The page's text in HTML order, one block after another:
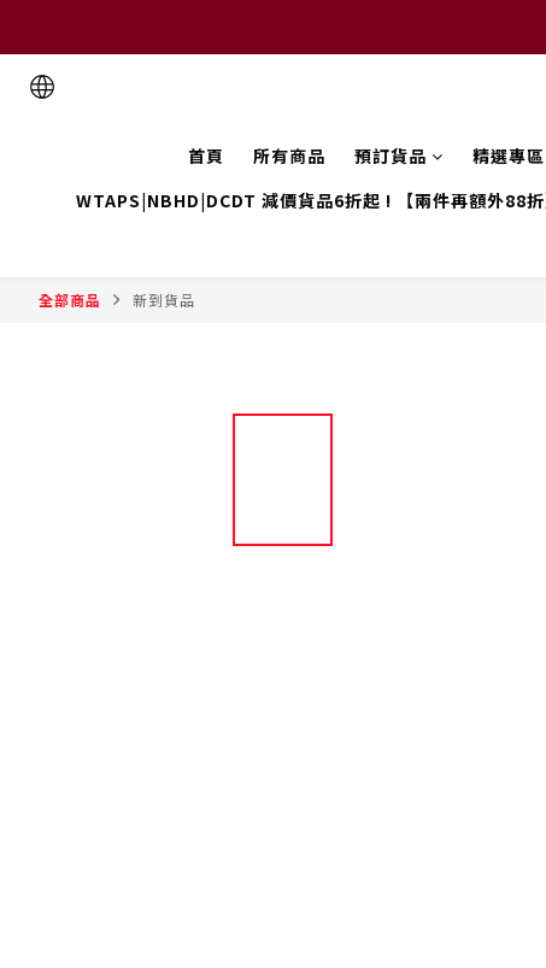
首頁 所有商品 預訂貨品 精選專區
WTAPS|NBHD|DCDT 減價貨品6折起 ! 【兩件再額外88折
全部商品 新到貨品